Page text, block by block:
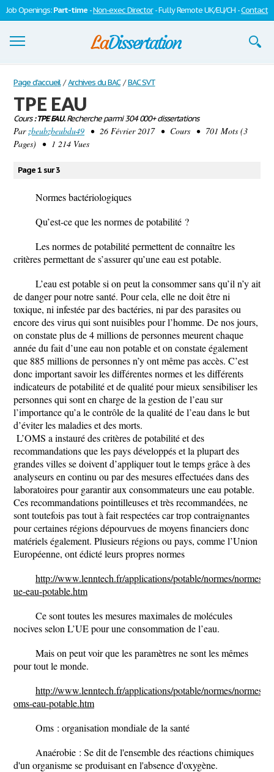
Job Openings:Part-time -Non-exec Director- Fully Remote UK/EU/CH -Contact
Dissertations
S'inscrire
Se connecter
Page d'accueil / Archives du BAC / BAC SVT
TPE EAU
Cours: TPE EAU.Recherche parmi 304 000+ dissertations
Parzbeubzbeubdu49 • 26 Février 2017 • Cours • 701 Mots (3
Pages) • 1 214 Vues
Page 1 sur 3
Normes bactériologiques
Qu’est-ce que les normes de potabilité ?
Les normes de potabilité permettent de connaître les
critères permettant de s’assurer qu’une eau est potable.
L’eau est potable si on peut la consommer sans qu’il n’y ait
de danger pour notre santé. Pour cela, elle ne doit être ni
toxique, ni infestée par des bactéries, ni par des parasites ou
encore des virus qui sont nuisibles pour l’homme. De nos jours,
on constate plus de 4 millions de personnes meurent chaque
année du fait d’une eau non potable et on constate également
que 885 millions de personnes n’y ont même pas accès. C’est
donc important savoir les différentes normes et les différents
indicateurs de potabilité et de qualité pour mieux sensibiliser les
personnes qui sont en charge de la gestion de l’eau sur
l’importance qu’a le contrôle de la qualité de l’eau dans le but
d’éviter les maladies et des morts.
L’OMS a instauré des critères de potabilité et des
recommandations que les pays développés et la plupart des
grandes villes se doivent d’appliquer tout le temps grâce à des
analyseurs en continu ou par des mesures effectuées dans des
laboratoires pour garantir aux consommateurs une eau potable.
Ces recommandations pointilleuses et très recommandées, ne
sont toutefois pas tout à fait respectées car trop contraignantes
pour certaines régions dépourvues de moyens financiers donc
matériels également. Plusieurs régions ou pays, comme l’Union
Européenne, ont édicté leurs propres normes
http://www.lenntech.fr/applications/potable/normes/normes-
ue-eau-potable.htm
Ce sont toutes les mesures maximales de molécules
nocives selon L’UE pour une consommation de l’eau.
Mais on peut voir que les paramètres ne sont les mêmes
pour tout le monde.
http://www.lenntech.fr/applications/potable/normes/normes-
oms-eau-potable.htm
Oms : organisation mondiale de la santé
Anaérobie : Se dit de l'ensemble des réactions chimiques
d'un organisme se produisant en l'absence d'oxygène.